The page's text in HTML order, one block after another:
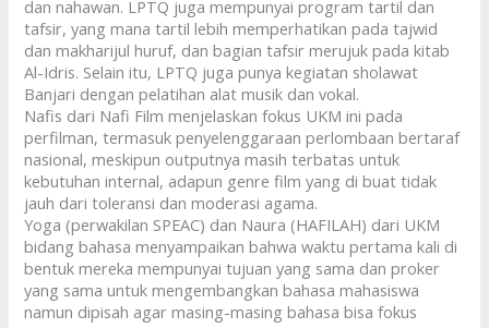
dan nahawan. LPTQ juga mempunyai program tartil dan
tafsir, yang mana tartil lebih memperhatikan pada tajwid
dan makharijul huruf, dan bagian tafsir merujuk pada kitab
Al-Idris. Selain itu, LPTQ juga punya kegiatan sholawat
Banjari dengan pelatihan alat musik dan vokal.
Nafis dari Nafi Film menjelaskan fokus UKM ini pada
perfilman, termasuk penyelenggaraan perlombaan bertaraf
nasional, meskipun outputnya masih terbatas untuk
kebutuhan internal, adapun genre film yang di buat tidak
jauh dari toleransi dan moderasi agama.
Yoga (perwakilan SPEAC) dan Naura (HAFILAH) dari UKM
bidang bahasa menyampaikan bahwa waktu pertama kali di
bentuk mereka mempunyai tujuan yang sama dan proker
yang sama untuk mengembangkan bahasa mahasiswa
namun dipisah agar masing-masing bahasa bisa fokus